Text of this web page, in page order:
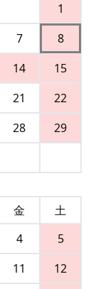
1
7
8
14
15
21
22
28
29
金
土
4
5
11
12